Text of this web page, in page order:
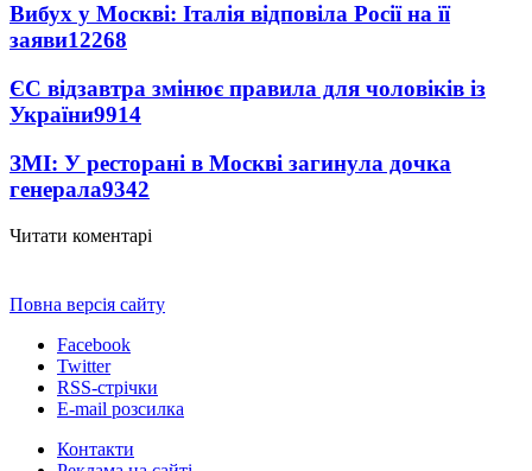
Вибух у Москві: Італія відповіла Росії на її
заяви12268
ЄС відзавтра змінює правила для чоловіків із
України9914
ЗМІ: У ресторані в Москві загинула дочка
генерала9342
Читати коментарі
Повна версія сайту
Facebook
Twitter
RSS-стрічки
E-mail розсилка
Контакти